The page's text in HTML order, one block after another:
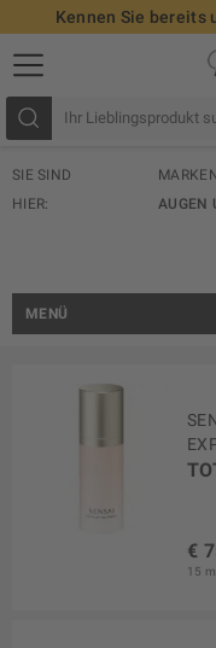
Kennen Sie bereits
SIE SIND
HIER:
MARKEN
AUGEN
MENÜ
€
15